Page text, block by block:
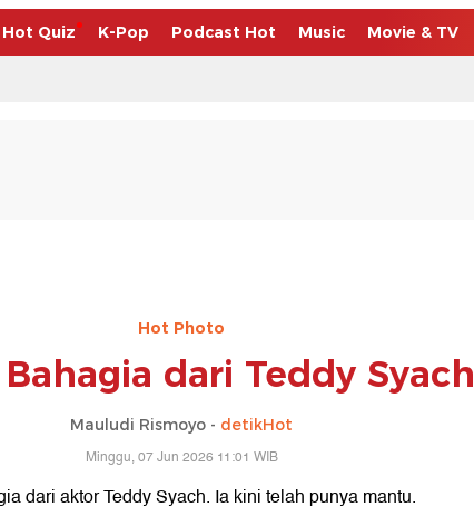
Hot Quiz K-Pop Podcast Hot Music Movie & TV
Hot Photo
dari Teddy Syach
Mauludi Rismoyo - detikHot
Minggu, 07 Jun 2026 11:01 WIB
dari aktor Teddy Syach. Ia kini telah punya mantu.